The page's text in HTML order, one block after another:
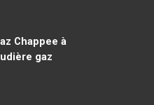
Chappee à
gaz